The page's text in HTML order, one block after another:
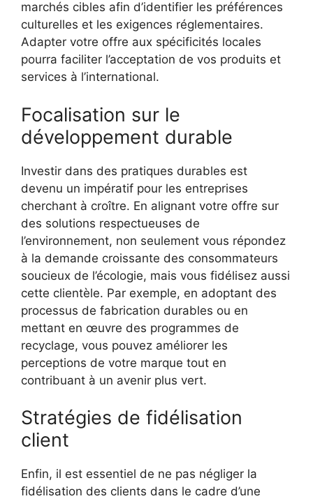
marchés cibles afin d’identifier les préférences
culturelles et les exigences réglementaires.
Adapter votre offre aux spécificités locales
pourra faciliter l’acceptation de vos produits et
services à l’international.
Focalisation sur le
développement durable
Investir dans des pratiques durables est
devenu un impératif pour les entreprises
cherchant à croître. En alignant votre offre sur
des solutions respectueuses de
l’environnement, non seulement vous répondez
à la demande croissante des consommateurs
soucieux de l’écologie, mais vous fidélisez aussi
cette clientèle. Par exemple, en adoptant des
processus de fabrication durables ou en
mettant en œuvre des programmes de
recyclage, vous pouvez améliorer les
perceptions de votre marque tout en
contribuant à un avenir plus vert.
Stratégies de fidélisation
client
Enfin, il est essentiel de ne pas négliger la
fidélisation des clients dans le cadre d’une